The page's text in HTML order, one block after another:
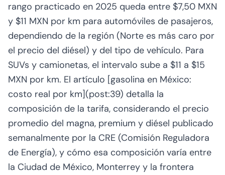
rango practicado en 2025 queda entre $7,50 MXN
y $11 MXN por km para automóviles de pasajeros,
dependiendo de la región (Norte es más caro por
el precio del diésel) y del tipo de vehículo. Para
SUVs y camionetas, el intervalo sube a $11 a $15
MXN por km. El artículo [gasolina en México:
costo real por km](post:39) detalla la
composición de la tarifa, considerando el precio
promedio del magna, premium y diésel publicado
semanalmente por la CRE (Comisión Reguladora
de Energía), y cómo esa composición varía entre
la Ciudad de México, Monterrey y la frontera